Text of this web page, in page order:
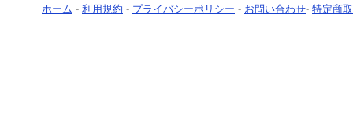
ホーム - 利用規約 - プライバシーポリシー - お問い合わせ- 特定商